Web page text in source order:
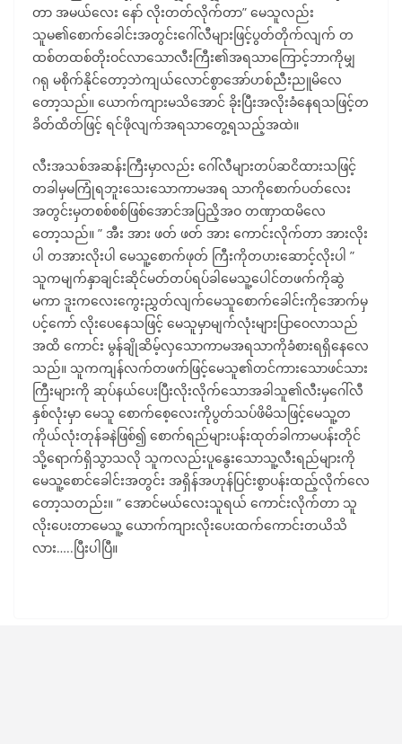
တာ အမယ်လေး နော် လိုးတတ်လိုက်တာ” မေသူလည်း
သူမ၏စောက်ခေါင်းအတွင်းဂေါ်လီများဖြင့်ပွတ်တိုက်လျက် တ
ထစ်တထစ်တိုးဝင်လာသောလီးကြီး၏အရသာကြောင့်ဘာကိုမျှ
ဂရု မစိုက်နိုင်တော့ဘဲကျယ်လောင်စွာအော်ဟစ်ညီးညူမိလေ
တော့သည်။ ယောက်ကျားမသိအောင် ခိုးပြီးအလိုးခံနေရသဖြင့်တ
ခိတ်ထိတ်ဖြင့် ရင်ဖိုလျက်အရသာတွေ့ရသည့်အထဲ။
လီးအသစ်အဆန်းကြီးမှာလည်း ဂေါ်လီများတပ်ဆငိထားသဖြင့်
တခါမှမကြုံရဘူးသေးသောကာမအရ သာကိုစောက်ပတ်လေး
အတွင်းမှတစစ်စစ်ဖြစ်အောင်အပြညိ့အဝ တဏှာထမိလေ
တော့သည်။ ” အီး အား ဖတ် ဖတ် အား ကောင်းလိုက်တာ အားလိုး
ပါ တအားလိုးပါ မေသူ့စောက်ဖုတ် ကြီးကိုတပားဆောင့်လိုးပါ ”
သူကမျက်နှာချင်းဆိုင်မတ်တပ်ရပ်ခါမေသူ့ပေါင်တဖက်ကိုဆွဲ
မကာ ဒူးကလေးကွေးညွှတ်လျက်မေသူစောက်ခေါင်းကိုအောက်မှ
ပင့်ကော် လိုးပေနေသဖြင့် မေသူမှာမျက်လုံးများပြာဝေလာသည်
အထိ ကောင်း မွန်ချိုဆိမ့်လှသောကာမအရသာကိုခံစားရရှိနေလေ
သည်။ သူကကျန်လက်တဖက်ဖြင့်မေသူ၏တင်ကားသောဖင်သား
ကြီးများကို ဆုပ်နယ်ပေးပြီးလိုးလိုက်သောအခါသူ၏လီးမှဂေါ်လီ
နှစ်လုံးမှာ မေသူ စောက်စေ့လေးကိုပွတ်သပ်ဖိမိသဖြင့်မေသူ့တ
ကိုယ်လုံးတုန်ခနဲဖြစ်၍ စောက်ရည်များပန်းထုတ်ခါကာမပန်းတိုင်
သို့ရောက်ရှိသွာသလို သူကလည်းပူနွေးသောသူ့လီးရည်များကို
မေသူ့စောင်ခေါင်းအတွင်း အရှိန်အဟုန်ပြင်းစွာပန်းထည့်လိုက်လေ
တော့သတည်း။ ” အောင်မယ်လေးသူရယ် ကောင်းလိုက်တာ သူ
လိုးပေးတာမေသူ့ ယောက်ကျားလိုးပေးထက်ကောင်းတယိသိ
လား…..ပြီးပါပြီ။